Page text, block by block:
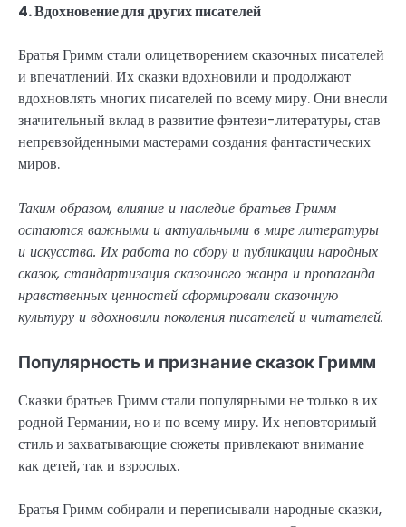
4. Вдохновение для других писателей
Братья Гримм стали олицетворением сказочных писателей
и впечатлений. Их сказки вдохновили и продолжают
вдохновлять многих писателей по всему миру. Они внесли
значительный вклад в развитие фэнтези-литературы, став
непревзойденными мастерами создания фантастических
миров.
Таким образом, влияние и наследие братьев Гримм
остаются важными и актуальными в мире литературы
и искусства. Их работа по сбору и публикации народных
сказок, стандартизация сказочного жанра и пропаганда
нравственных ценностей сформировали сказочную
культуру и вдохновили поколения писателей и читателей.
Популярность и признание сказок Гримм
Сказки братьев Гримм стали популярными не только в их
родной Германии, но и по всему миру. Их неповторимый
стиль и захватывающие сюжеты привлекают внимание
как детей, так и взрослых.
Братья Гримм собирали и переписывали народные сказки,